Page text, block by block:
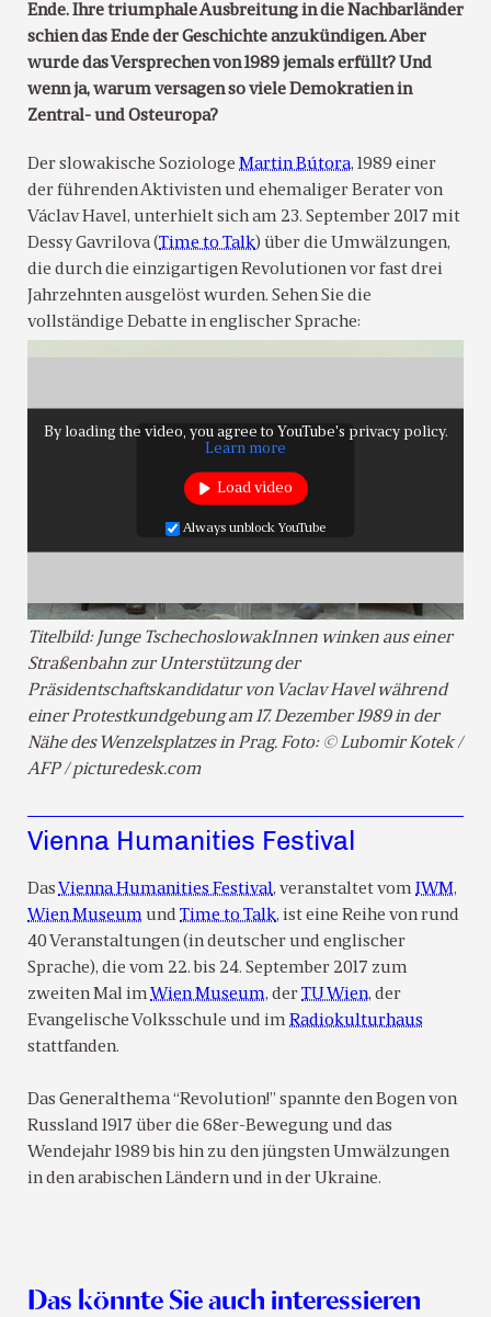
Ende. Ihre triumphale Ausbreitung in die Nachbarländer
schien das Ende der Geschichte anzukündigen. Aber
wurde das Versprechen von 1989 jemals erfüllt? Und
wenn ja, warum versagen so viele Demokratien in
Zentral- und Osteuropa?
Der slowakische Soziologe Martin Bútora, 1989 einer
der führenden Aktivisten und ehemaliger Berater von
Václav Havel, unterhielt sich am 23. September 2017 mit
Dessy Gavrilova (Time to Talk) über die Umwälzungen,
die durch die einzigartigen Revolutionen vor fast drei
Jahrzehnten ausgelöst wurden. Sehen Sie die
vollständige Debatte in englischer Sprache:
By loading the video, you agree to YouTube's privacy policy.
Learn more
Load video
Always unblock YouTube
Titelbild: Junge TschechoslowakInnen winken aus einer
Straßenbahn zur Unterstützung der
Präsidentschaftskandidatur von Vaclav Havel während
einer Protestkundgebung am 17. Dezember 1989 in der
Nähe des Wenzelsplatzes in Prag. Foto: © Lubomir Kotek /
AFP / picturedesk.com
Vienna Humanities Festival
Das Vienna Humanities Festival, veranstaltet vomIWM,
Wien MuseumundTime to Talk, ist eine Reihe von rund
40 Veranstaltungen (in deutscher und englischer
Sprache), die vom 22. bis 24. September 2017 zum
zweiten Mal imWien Museum, derTU Wien, der
Evangelische Volksschule und imRadiokulturhaus
stattfanden.
Das Generalthema “Revolution!” spannte den Bogen von
Russland 1917 über die 68er-Bewegung und das
Wendejahr 1989 bis hin zu den jüngsten Umwälzungen
in den arabischen Ländern und in der Ukraine.
Das könnte Sie auch interessieren